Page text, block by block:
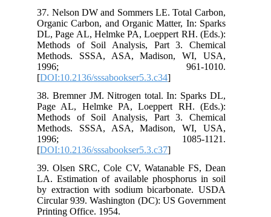
37. Nelson DW and Sommers LE. Total Carbon,
Organic Carbon, and Organic Matter, In: Sparks
DL, Page AL, Helmke PA, Loeppert RH. (Eds.):
Methods of Soil Analysis, Part 3. Chemical
Methods. SSSA, ASA, Madison, WI, USA,
1996; 961-1010.
[DOI:10.2136/sssabookser5.3.c34
38. Bremner JM. Nitrogen total. In: Sparks DL,
Page AL, Helmke PA, Loeppert RH. (Eds.):
Methods of Soil Analysis, Part 3. Chemical
Methods. SSSA, ASA, Madison, WI, USA,
1996; 1085-1121.
[DOI:10.2136/sssabookser5.3.c37
39. Olsen SRC, Cole CV, Watanable FS, Dean
LA. Estimation of available phosphorus in soil
by extraction with sodium bicarbonate. USDA
Circular 939. Washington (DC): US Government
Printing Office. 1954.